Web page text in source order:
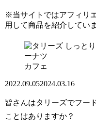
※当サイトではアフィリ
用して商品を紹介してい
カフェ
2022.09.052024.03.16
皆さんはタリーズでフー
ことはありますか？